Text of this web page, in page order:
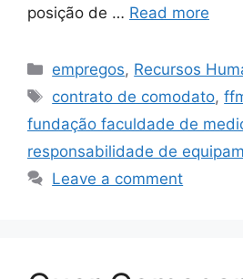
posição de … Read more
Categories
empregos, Recursos
Tags
contrato de comodato,
fundação faculdade de
responsabilidade de
Leave a comment